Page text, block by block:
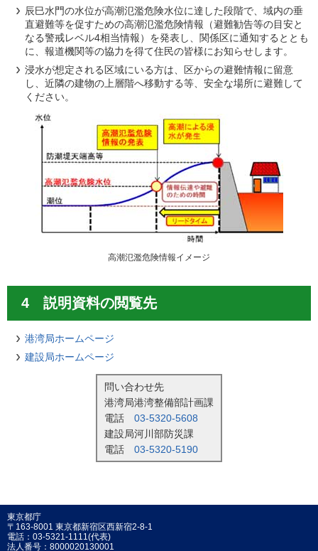
辰巳水門の水位が高潮氾濫危険水位に達した段階で、域内の垂
直避難等を促すための高潮氾濫危険情報（避難勧告等の目安と
なる警戒レベル4相当情報）を発表し、関係区に通知するととも
に、報道機関等の協力を得て住民の皆様にお知らせします。
浸水が想定される区域にいる方は、区からの避難情報に留意
し、近隣の建物の上層階へ移動する等、安全な場所に避難して
ください。
高潮氾濫危険情報イメージ
4 説明資料の閲覧先
港湾局ホームページ
建設局ホームページ
問い合わせ先
港湾局港湾整備部計画課
電話 03-5320-5608
建設局河川部防災課
電話 03-5320-5190
東京都庁
〒163-8001 東京都新宿区西新宿2-8-1
電話：03-5321-1111(代表)
法人番号：8000020130001